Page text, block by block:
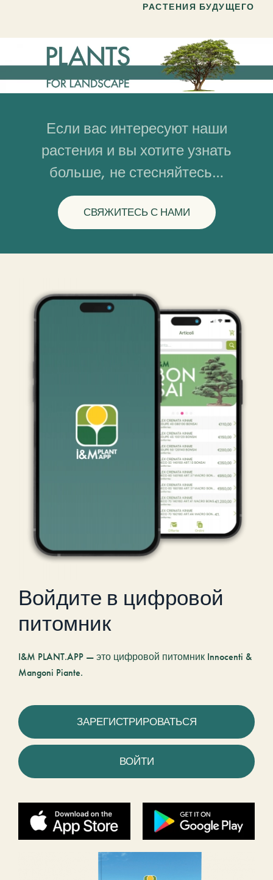
РАСТЕНИЯ БУДУЩЕГО
Если вас интересуют наши
растения и вы хотите узнать
больше, не стесняйтесь…
СВЯЖИТЕСЬ С НАМИ
Войдите в цифровой
питомник
I&M PLANT.APP — это цифровой питомник Innocenti &
Mangoni Piante.
ЗАРЕГИСТРИРОВАТЬСЯ
ВОЙТИ